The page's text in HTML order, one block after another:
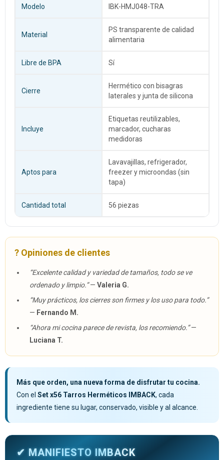
Modelo IBK-HMJ048-TRA
Material
PS transparente de calidad
alimentaria
Libre de BPA Sí
Cierre
Hermético con bisagras
laterales y junta de silicona
Incluye
Etiquetas reutilizables,
marcador, cucharas
medidoras
Aptos para
Lavavajillas, refrigerador,
freezer y microondas (sin
tapa)
Cantidad total 56 piezas
? Opiniones de clientes
“Excelente calidad y variedad de tamaños, todo se ve
ordenado y limpio.”— Valeria G.
“Muy prácticos, los cierres son firmes y los uso para todo.”
— Fernando M.
“Ahora mi cocina parece de revista, los recomiendo.”—
Luciana T.
Más que orden, una nueva forma de disfrutar tu cocina.
Con el Set x56 Tarros Herméticos IMBACK, cada
ingrediente tiene su lugar, conservado, visible y al alcance.
✔ MANIFIESTO IMBACK